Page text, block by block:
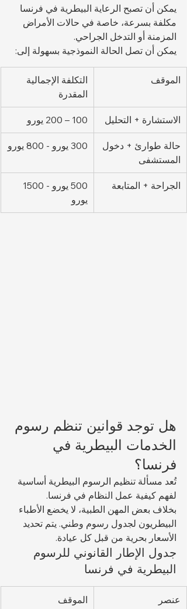
يمكن أن تصبح الرعاية البيطرية في فرنسا
مكلفة بسرعة، خاصة في حالات الأمراض
المزمنة أو التدخل الجراحي.
يمكن أن تصل الحالة النموذجية بسهولة إلى:
الموقف
التكلفة الإجمالية
المقدرة
الاستشارة + التحليل 100 – 200 يورو
حالة طوارئ + دخول
المستشفى
300 يورو - 800 يورو
الجراحة + المتابعة
يورو
هل توجد قوانين تنظم رسوم
الخدمات البيطرية في
فرنسا؟
تُعد مسألة تنظيم الرسوم البيطرية أساسية
لفهم كيفية عمل النظام في فرنسا.
بخلاف بعض المهن الطبية، لا يخضع الأطباء
البيطريون لجدول رسوم وطني. يتم تحديد
الأسعار بحرية من قبل كل عيادة.
جدول الإطار القانوني للرسوم
البيطرية في فرنسا
عنصر الموقف